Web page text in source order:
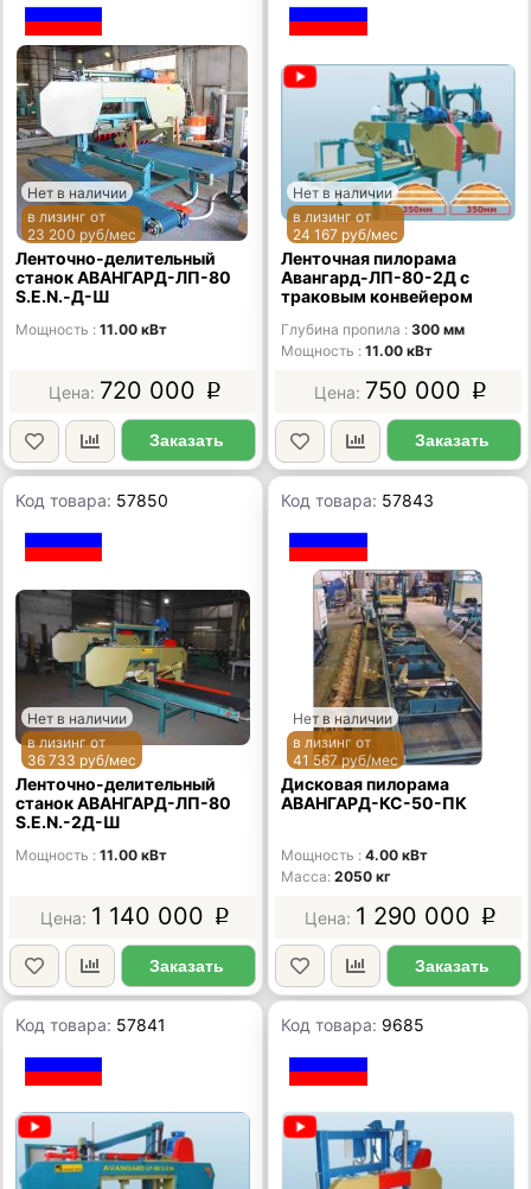
Нет в наличии
в лизинг от
23 200 руб/мес
Ленточно-делительный
станок АВАНГАРД-ЛП-80
S.E.N.-Д-Ш
Мощность 11.00 кВт
720 000 p
Заказать
Нет в наличии
в лизинг от
24 167 руб/мес
Ленточная пилорама
Авангард-ЛП-80-2Д c
траковым конвейером
Глубина пропила
300 мм
Мощность
11.00 кВт
750 000 p
Заказать
Код товара: 57850
Нет в наличии
в лизинг от
36 733 руб/мес
Ленточно-делительный
станок АВАНГАРД-ЛП-80
S.E.N.-2Д-Ш
Мощность 11.00 кВт
1 140 000 p
Заказать
Код товара: 57843
Нет в наличии
в лизинг от
41 567 руб/мес
Дисковая пилорама
АВАНГАРД-КС-50-ПК
Мощность
4.00 кВт
Масса 2050 кг
1 290 000 p
Заказать
Код товара: 57841 Код товара: 9685